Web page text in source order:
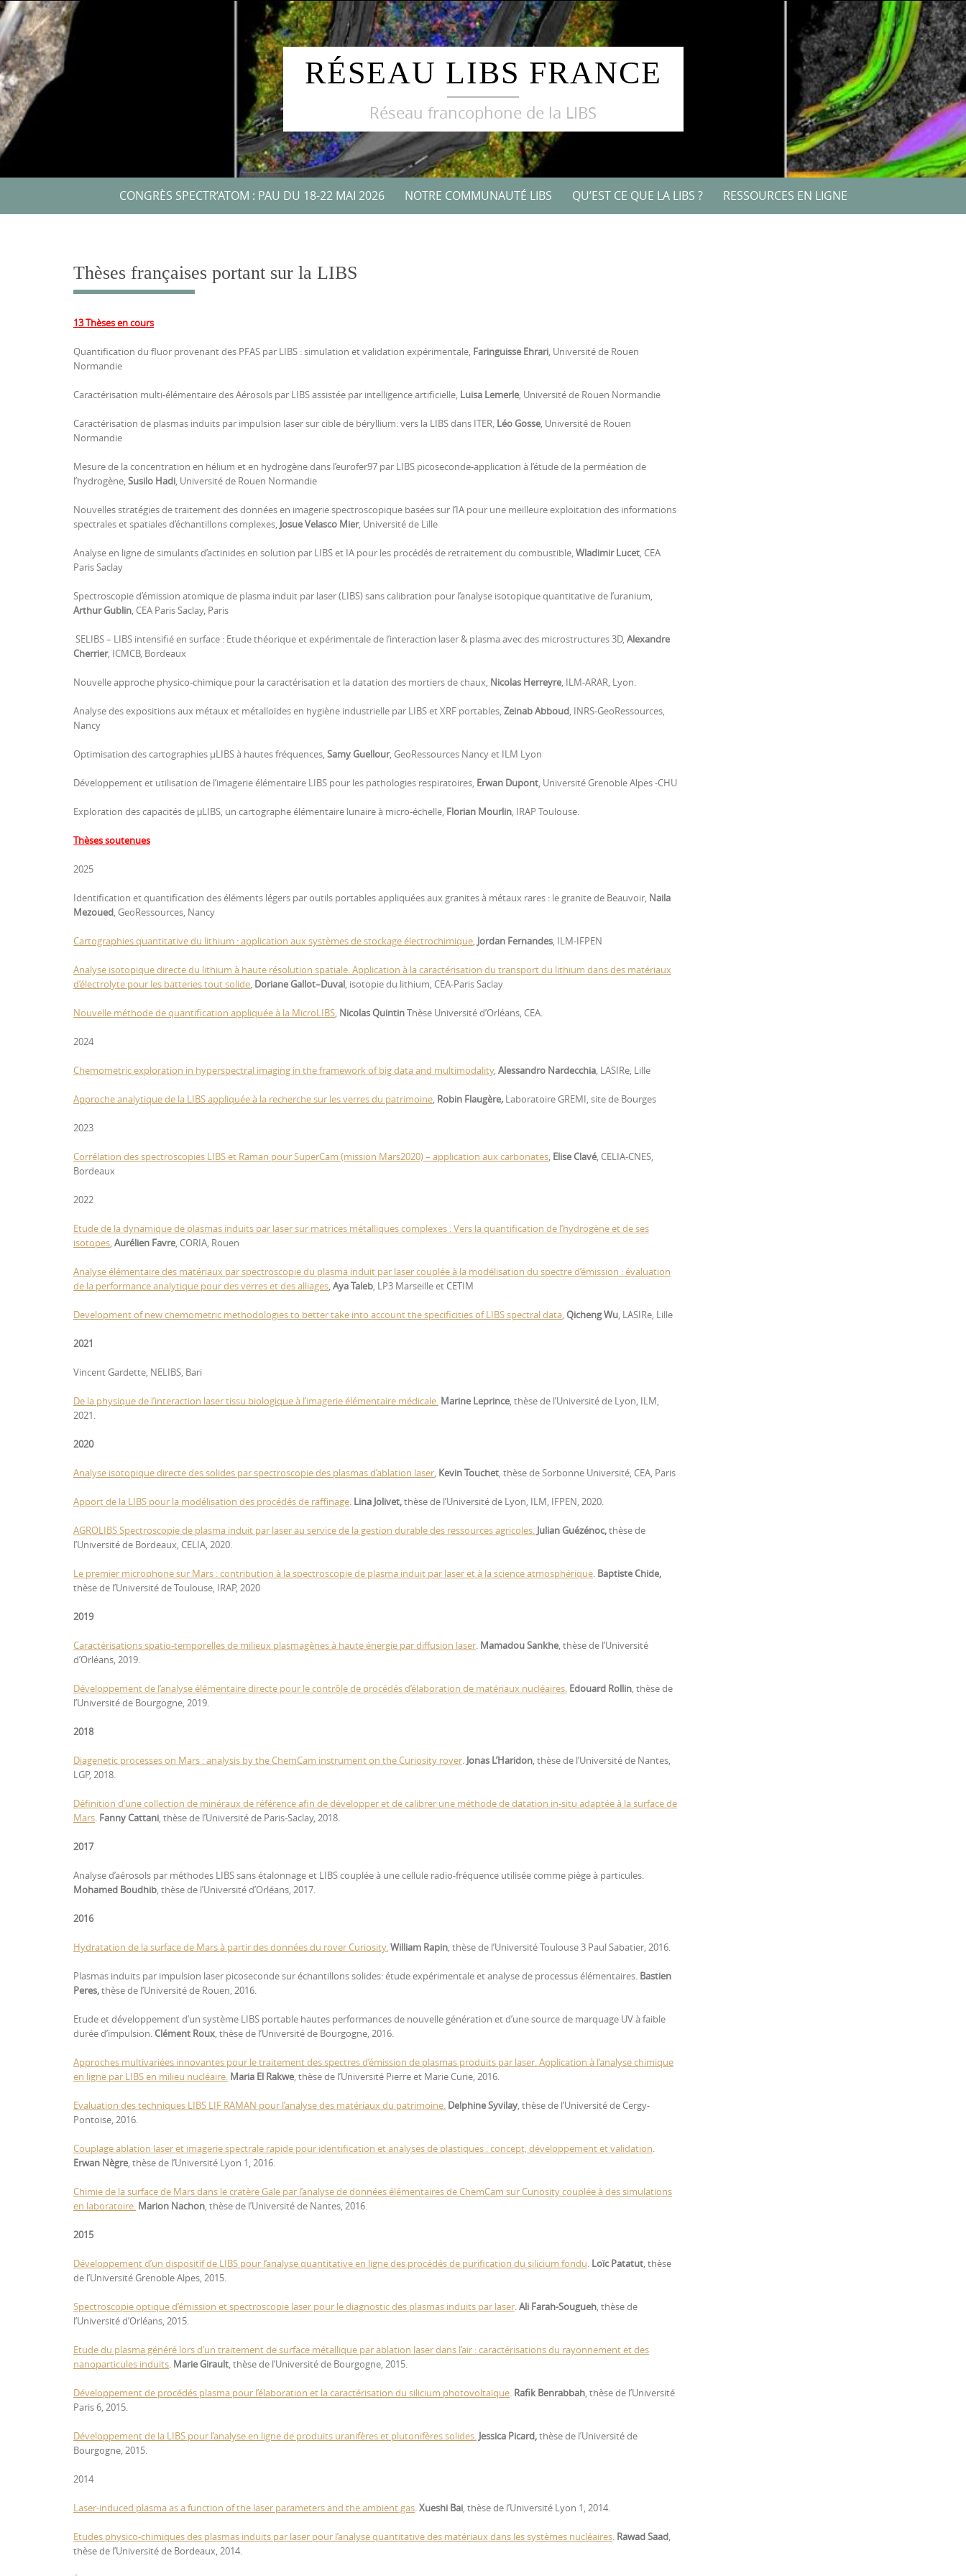
Skip
to
content
RÉSEAU LIBS FRANCE
Réseau francophone de la LIBS
CONGRÈS SPECTR’ATOM : PAU DU 18-22 MAI 2026 NOTRE COMMUNAUTÉ LIBS QU’EST CE QUE LA LIBS ? RESSOURCES EN LIGNE
Thèses françaises portant sur la LIBS
13 Thèses en cours
Quantification du fluor provenant des PFAS par LIBS : simulation et validation expérimentale, Faringuisse Ehrari, Université de Rouen
Normandie
Caractérisation multi-élémentaire des Aérosols par LIBS assistée par intelligence artificielle, Luisa Lemerle, Université de Rouen Normandie
Caractérisation de plasmas induits par impulsion laser sur cible de béryllium: vers la LIBS dans ITER, Léo Gosse, Université de Rouen
Normandie
Mesure de la concentration en hélium et en hydrogène dans l’eurofer97 par LIBS picoseconde-application à l’étude de la perméation de
l’hydrogène,Susilo Hadi, Université de Rouen Normandie
Nouvelles stratégies de traitement des données en imagerie spectroscopique basées sur l’IA pour une meilleure exploitation des informations
spectrales et spatiales d’échantillons complexes, Josue Velasco Mier, Université de Lille
Analyse en ligne de simulants d’actinides en solution par LIBS et IA pour les procédés de retraitement du combustible,Wladimir Lucet, CEA
Paris Saclay
Spectroscopie d’émission atomique de plasma induit par laser (LIBS) sans calibration pour l’analyse isotopique quantitative de l’uranium,
Arthur Gublin, CEA Paris Saclay, Paris
SELIBS – LIBS intensifié en surface : Etude théorique et expérimentale de l’interaction laser & plasma avec des microstructures 3D,Alexandre
Cherrier, ICMCB, Bordeaux
Nouvelle approche physico-chimique pour la caractérisation et la datation des mortiers de chaux, Nicolas Herreyre, ILM-ARAR, Lyon.
Analyse des expositions aux métaux et métalloïdes en hygiène industrielle par LIBS et XRF portables,Zeinab Abboud, INRS-GeoRessources,
Nancy
Optimisation des cartographies µLIBS à hautes fréquences,Samy Guellour, GeoRessources Nancy et ILM Lyon
Développement et utilisation de l’imagerie élémentaire LIBS pour les pathologies respiratoires, Erwan Dupont, Université Grenoble Alpes -CHU
Exploration des capacités de μLIBS, un cartographe élémentaire lunaire à micro-échelle, Florian Mourlin, IRAP Toulouse.
Thèses soutenues
2025
Identification et quantification des éléments légers par outils portables appliquées aux granites à métaux rares : le granite de Beauvoir, Naila
Mezoued, GeoRessources, Nancy
Cartographies quantitative du lithium : application aux systèmes de stockage électrochimique, Jordan Fernandes, ILM-IFPEN
Analyse isotopique directe du lithium à haute résolution spatiale. Application à la caractérisation du transport du lithium dans des matériaux
d’électrolyte pour les batteries tout solide, Doriane Gallot–Duval, isotopie du lithium, CEA-Paris Saclay
Nouvelle méthode de quantification appliquée à la MicroLIBS, Nicolas QuintinThèse Université d’Orléans, CEA.
2024
Chemometric exploration in hyperspectral imaging in the framework of big data and multimodality,Alessandro Nardecchia, LASIRe, Lille
Approche analytique de la LIBS appliquée à la recherche sur les verres du patrimoine, Robin Flaugère, Laboratoire GREMI, site de Bourges
2023
Corrélation des spectroscopies LIBS et Raman pour SuperCam (mission Mars2020) – application aux carbonates, Elise Clavé, CELIA-CNES,
Bordeaux
2022
Etude de la dynamique de plasmas induits par laser sur matrices métalliques complexes : Vers la quantification de l’hydrogène et de ses
isotopes,Aurélien Favre, CORIA, Rouen
Analyse élémentaire des matériaux par spectroscopie du plasma induit par laser couplée à la modélisation du spectre d’émission : évaluation
de la performance analytique pour des verres et des alliages,Aya Taleb, LP3 Marseille et CETIM
Development of new chemometric methodologies to better take into account the specificities of LIBS spectral data,Qicheng Wu, LASIRe, Lille
2021
Vincent Gardette, NELIBS, Bari
De la physique de l’interaction laser tissu biologique à l’imagerie élémentaire médicale. Marine Leprince, thèse de l’Université de Lyon, ILM,
2021.
2020
Analyse isotopique directe des solides par spectroscopie des plasmas d’ablation laser, Kevin Touchet, thèse de Sorbonne Université, CEA, Paris
Apport de la LIBS pour la modélisation des procédés de raffinage. Lina Jolivet,thèse de l’Université de Lyon, ILM, IFPEN, 2020.
AGROLIBS Spectroscopie de plasma induit par laser au service de la gestion durable des ressources agricoles. Julian Guézénoc,thèse de
l’Université de Bordeaux, CELIA, 2020.
Le premier microphone sur Mars : contribution à la spectroscopie de plasma induit par laser et à la science atmosphérique. Baptiste Chide,
thèse de l’Université de Toulouse, IRAP, 2020
2019
Caractérisations spatio-temporelles de milieux plasmagènes à haute énergie par diffusion laser. Mamadou Sankhe, thèse de l’Université
d’Orléans, 2019.
Développement de l’analyse élémentaire directe pour le contrôle de procédés d’élaboration de matériaux nucléaires. Edouard Rollin, thèse de
l’Université de Bourgogne, 2019.
2018
Diagenetic processes on Mars : analysis by the ChemCam instrument on the Curiosity rover. Jonas L’Haridon, thèse de l’Université de Nantes,
LGP, 2018.
Définition d’une collection de minéraux de référence afin de développer et de calibrer une méthode de datation in-situ adaptée à la surface de
Mars. Fanny Cattani, thèse de l’Université de Paris-Saclay, 2018.
2017
Analyse d’aérosols par méthodes LIBS sans étalonnage et LIBS couplée à une cellule radio-fréquence utilisée comme piège à particules.
Mohamed Boudhib, thèse de l’Université d’Orléans, 2017.
2016
Hydratation de la surface de Mars à partir des données du rover Curiosity.William Rapin, thèse de l’Université Toulouse 3 Paul Sabatier, 2016.
Plasmas induits par impulsion laser picoseconde sur échantillons solides: étude expérimentale et analyse de processus élémentaires. Bastien
Peres,thèse de l’Université de Rouen, 2016.
Etude et développement d’un système LIBS portable hautes performances de nouvelle génération et d’une source de marquage UV à faible
durée d’impulsion.Clément Roux, thèse de l’Université de Bourgogne, 2016.
Approches multivariées innovantes pour le traitement des spectres d’émission de plasmas produits par laser. Application à l’analyse chimique
en ligne par LIBS en milieu nucléaire. Maria El Rakwe, thèse de l’Université Pierre et Marie Curie, 2016.
Evaluation des techniques LIBS LIF RAMAN pour l’analyse des matériaux du patrimoine. Delphine Syvilay, thèse de l’Université de Cergy-
Pontoise, 2016.
Couplage ablation laser et imagerie spectrale rapide pour identification et analyses de plastiques : concept, développement et validation.
Erwan Nègre, thèse de l’Université Lyon 1, 2016.
Chimie de la surface de Mars dans le cratère Gale par l’analyse de données élémentaires de ChemCam sur Curiosity couplée à des simulations
en laboratoire. Marion Nachon, thèse de l’Université de Nantes, 2016.
2015
Développement d’un dispositif de LIBS pour l’analyse quantitative en ligne des procédés de purification du silicium fondu. Loïc Patatut, thèse
de l’Université Grenoble Alpes, 2015.
Spectroscopie optique d’émission et spectroscopie laser pour le diagnostic des plasmas induits par laser.Ali Farah-Sougueh, thèse de
l’Université d’Orléans, 2015.
Etude du plasma généré lors d’un traitement de surface métallique par ablation laser dans l’air : caractérisations du rayonnement et des
nanoparticules induits. Marie Girault, thèse de l’Université de Bourgogne, 2015.
Développement de procédés plasma pour l’élaboration et la caractérisation du silicium photovoltaïque. Rafik Benrabbah, thèse de l’Université
Paris 6, 2015.
Développement de la LIBS pour l’analyse en ligne de produits uranifères et plutonifères solides. Jessica Picard,thèse de l’Université de
Bourgogne, 2015.
2014
Laser-induced plasma as a function of the laser parameters and the ambient gas.Xueshi Bai, thèse de l’Université Lyon 1, 2014.
Etudes physico-chimiques des plasmas induits par laser pour l’analyse quantitative des matériaux dans les systèmes nucléaires. Rawad Saad,
thèse de l’Université de Bordeaux, 2014.